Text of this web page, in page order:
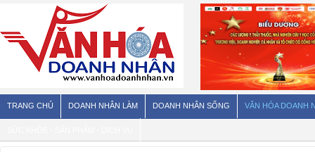
TRANG CHỦ DOANH NHÂN LÀM DOANH NHÂN SỐNG VĂN HÓA DOANH